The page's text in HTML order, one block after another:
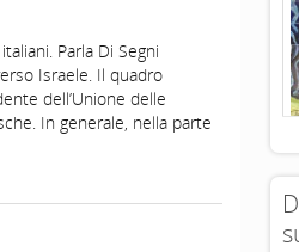
Parla Di Segni
Israele. Il quadro
dell’Unione delle
In generale, nella parte
...